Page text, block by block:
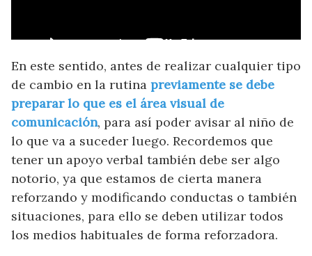
En este sentido, antes de realizar cualquier tipo
de cambio en la rutina previamente se debe
preparar lo que es el área visual de
comunicación, para así poder avisar al niño de
lo que va a suceder luego. Recordemos que
tener un apoyo verbal también debe ser algo
notorio, ya que estamos de cierta manera
reforzando y modificando conductas o también
situaciones, para ello se deben utilizar todos
los medios habituales de forma reforzadora.